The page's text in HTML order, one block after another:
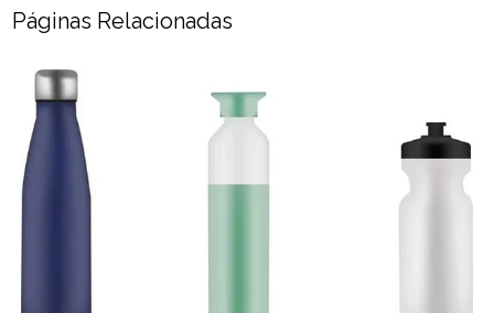
Páginas Relacionadas